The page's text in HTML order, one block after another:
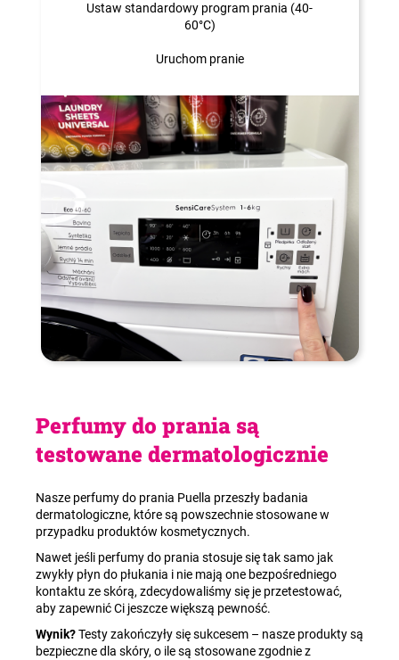
Ustaw standardowy program prania (40-
60°C)
Uruchom pranie
Chcesz wiedzieć więcej? Sprawdź naszą podstronę
Perfumy do prania są
testowane dermatologicznie
Nasze perfumy do prania Puella przeszły badania
dermatologiczne, które są powszechnie stosowane w
przypadku produktów kosmetycznych.
Nawet jeśli perfumy do prania stosuje się tak samo jak
zwykły płyn do płukania i nie mają one bezpośredniego
kontaktu ze skórą, zdecydowaliśmy się je przetestować,
aby zapewnić Ci jeszcze większą pewność.
Wynik?Testy zakończyły się sukcesem – nasze produkty są
bezpieczne dla skóry, o ile są stosowane zgodnie z